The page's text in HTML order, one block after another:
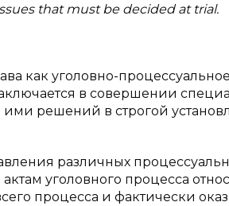
that must be decided at trial.
как уголовно-
в совершении
решений в строгой
различных
уголовного процесса
процесса и фактически